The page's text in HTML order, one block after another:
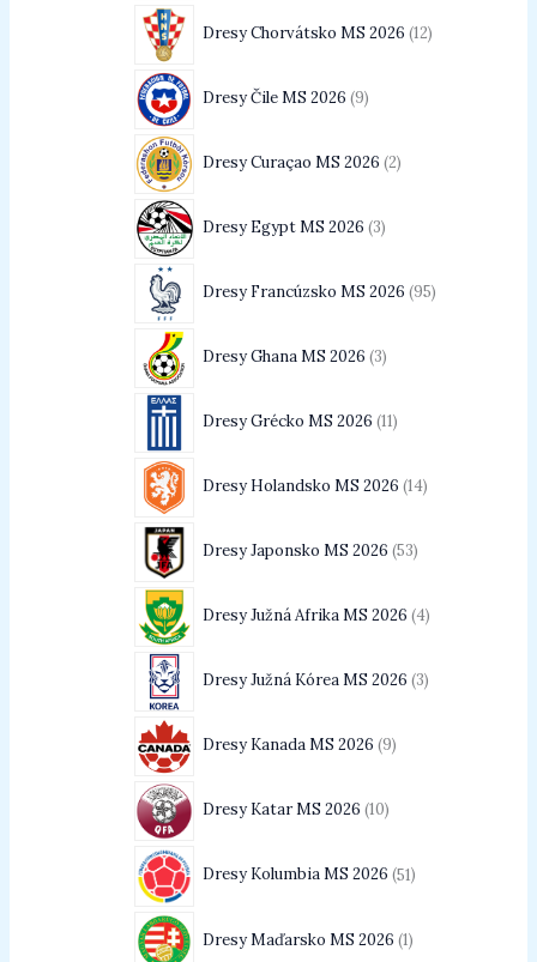
Dresy Chorvátsko MS 2026 12
Dresy Čile MS 2026 9
Dresy Curaçao MS 2026 2
Dresy Egypt MS 2026 3
Dresy Francúzsko MS 2026 95
Dresy Ghana MS 2026 3
Dresy Grécko MS 2026 11
Dresy Holandsko MS 2026 14
Dresy Japonsko MS 2026 53
Dresy Južná Afrika MS 2026 4
Dresy Južná Kórea MS 2026 3
Dresy Kanada MS 2026 9
Dresy Katar MS 2026 10
Dresy Kolumbia MS 2026 51
Dresy Maďarsko MS 2026 1